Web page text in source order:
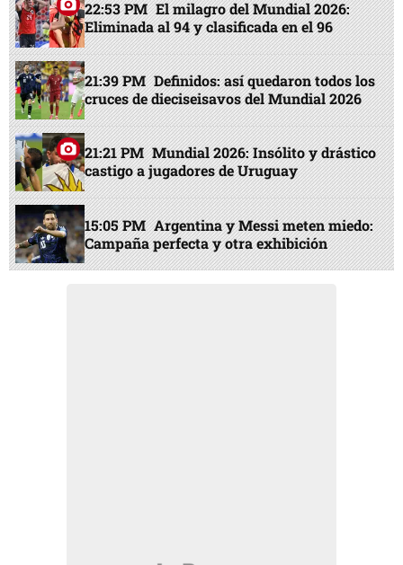
22:53 PM El milagro del Mundial 2026:
Eliminada al 94 y clasificada en el 96
21:39 PM Definidos: así quedaron todos los
cruces de dieciseisavos del Mundial 2026
21:21 PM Mundial 2026: Insólito y drástico
castigo a jugadores de Uruguay
15:05 PM Argentina y Messi meten miedo:
Campaña perfecta y otra exhibición